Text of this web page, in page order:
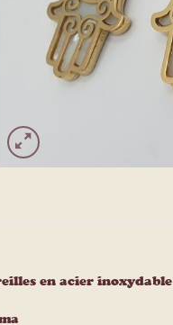
en acier inoxydable